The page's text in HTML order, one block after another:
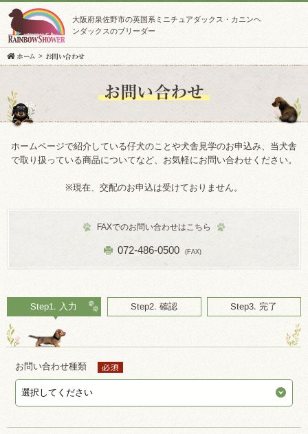
大阪府泉佐野市の英国系ミニチュアダックス・カニンヘ
ンダックスのブリーダー
ホーム お問い合わせ
お問い合わせ
ホームページで紹介している仔犬のことや犬舎見学のお申込み、 当犬舎
で取り扱っている商品についてなど、お気軽にお問い合わせください。
※現在、交配のお申込は受けておりません。
FAXでのお問い合わせはこちら
072-486-0500 (FAX)
Step1. 入力 Step2. 確認 Step3. 完了
お問い合わせ種類